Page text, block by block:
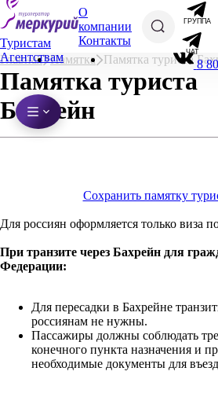
Туристам
Агентствам
О
компании
Контакты
ГРУППА
ЧАТ
8
Главная Памятка Памятка туриста
Памятка туриста
Бахрейн
Сохранить памятку
Для россиян оформляется только виза
При транзите через Бахрейн для
Федерации:
Для пересадки в Бахрейне
россиянам не нужны.
Пассажиры должны соблюдать
конечного пункта назначения и
необходимые документы для